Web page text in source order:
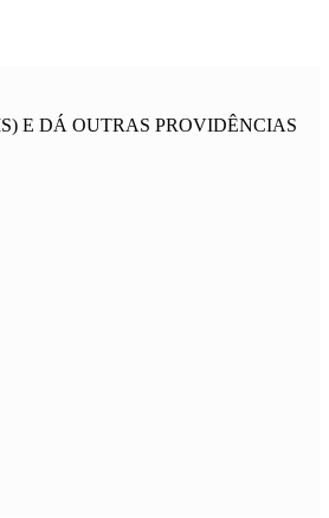
E DÁ OUTRAS PROVIDÊNCIAS